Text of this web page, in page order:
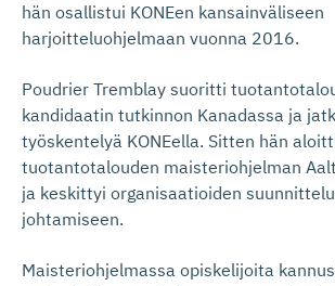
hän osallistui KONEen kansainväliseen
harjoitteluohjelmaan vuonna 2016.
Poudrier Tremblay suoritti
kandidaatin tutkinnon Kanadassa ja
työskentelyä KONEella. Sitten hän
tuotantotalouden maisteriohjelman
ja keskittyi organisaatioiden
johtamiseen.
Maisteriohjelmassa opiskelijoita